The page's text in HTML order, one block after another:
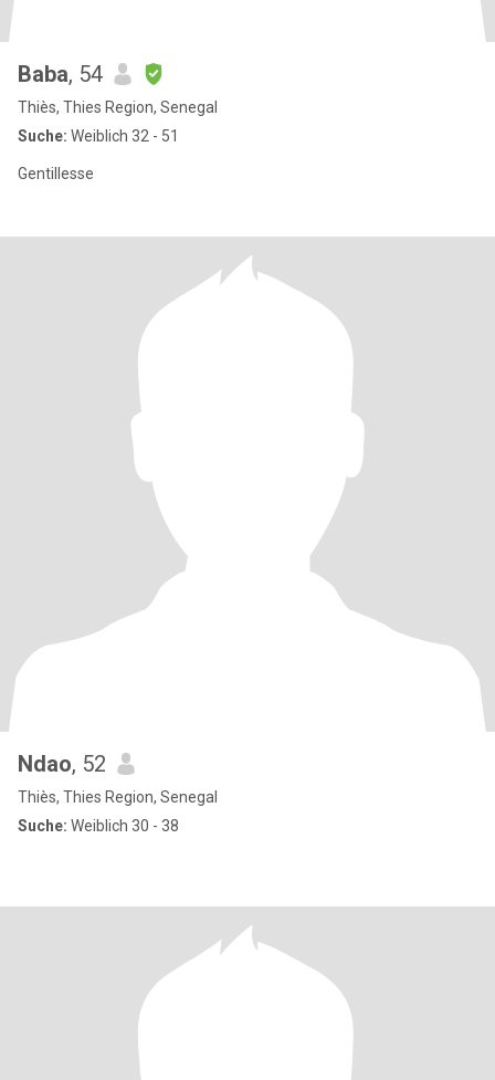
Baba, 54
Thiès, Thies Region, Senegal
Suche: Weiblich 32 - 51
Gentillesse
Ndao, 52
Thiès, Thies Region, Senegal
Suche: Weiblich 30 - 38